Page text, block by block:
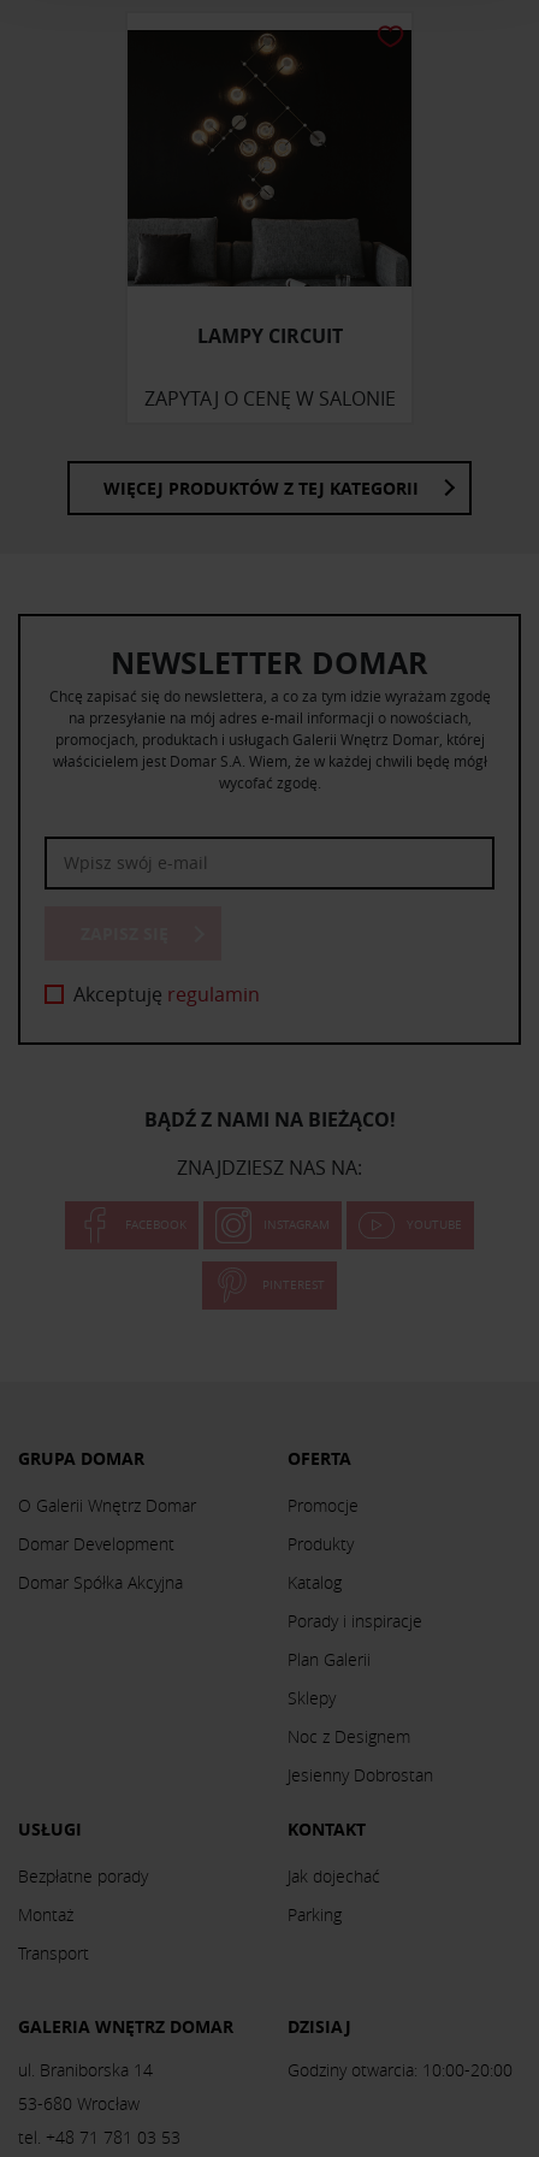
analizować ruch w naszej witrynie. Informacje o tym, jak
korzystasz z naszej witryny, udostępniamy partnerom
społecznościowym, reklamowym i analitycznym.
Partnerzy mogą połączyć te informacje z innymi danymi
otrzymanymi od Ciebie lub uzyskanymi podczas
LAMPY CIRCUIT
ZAPYTAJ O CENĘ W SALONIE
WIĘCEJ PRODUKTÓW Z TEJ KATEGORII
NEWSLETTER DOMAR
Chcę zapisać się do newslettera, a co za tym idzie wyrażam zgodę
na przesyłanie na mój adres e-mail informacji o nowościach,
promocjach, produktach i usługach Galerii Wnętrz Domar, której
właścicielem jest Domar S.A. Wiem, że w każdej chwili będę mógł
wycofać zgodę.
Akceptuję regulamin
BĄDŹ Z NAMI NA BIEŻĄCO!
ZNAJDZIESZ NAS NA:
FACEBOOK INSTAGRAM YOUTUBE
PINTEREST
GRUPA DOMAR
O Galerii Wnętrz Domar
Domar Development
Domar Spółka Akcyjna
OFERTA
Promocje
Produkty
Katalog
Porady i inspiracje
Plan Galerii
Sklepy
Noc z Designem
Jesienny Dobrostan
USŁUGI
Bezpłatne porady
Montaż
Transport
KONTAKT
Jak dojechać
Parking
GALERIA WNĘTRZ DOMAR
ul. Braniborska 14
53-680 Wrocław
tel. +48 71 781 03 53
DZISIAJ
Godziny otwarcia: 10:00-20:00